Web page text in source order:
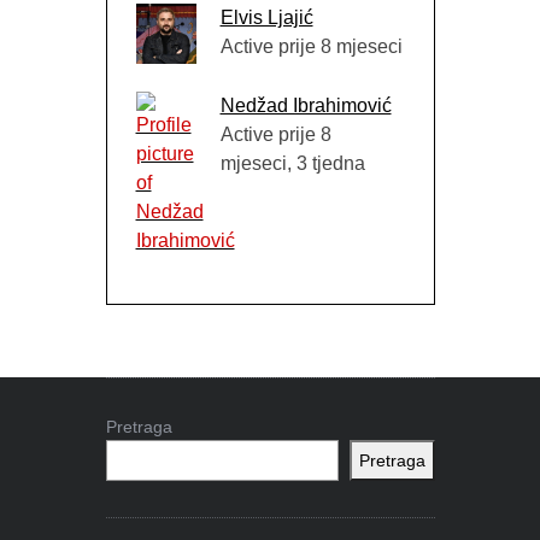
Elvis Ljajić
Active prije 8 mjeseci
Nedžad Ibrahimović
Active prije 8
mjeseci, 3 tjedna
Pretraga
Pretraga